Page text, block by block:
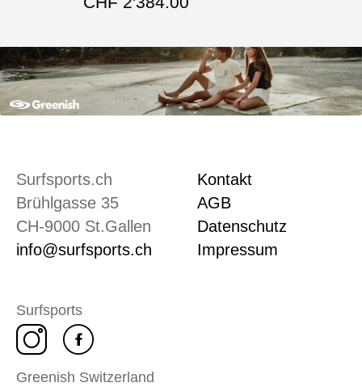
Surfsports.ch
Brühlgasse 35
CH-9000 St.Gallen
info@surfsports.ch
Kontakt
AGB
Datenschutz
Impressum
Surfsports
Greenish Switzerland